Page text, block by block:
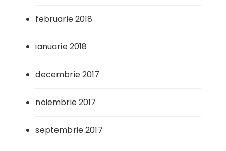
februarie 2018
ianuarie 2018
decembrie 2017
noiembrie 2017
septembrie 2017